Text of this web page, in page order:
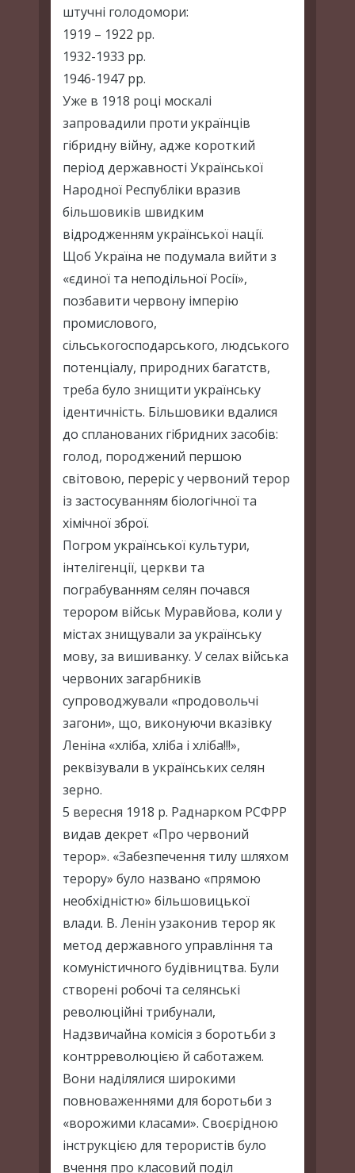
штучні голодомори:
1919 – 1922 рр.
1932-1933 рр.
1946-1947 рр.
Уже в 1918 році москалі
запровадили проти українців
гібридну війну, адже короткий
період державності Української
Народної Республіки вразив
більшовиків швидким
відродженням української нації.
Щоб Україна не подумала вийти з
«єдиної та неподільної Росії»,
позбавити червону імперію
промислового,
сільськогосподарського, людського
потенціалу, природних багатств,
треба було знищити українську
ідентичність. Більшовики вдалися
до спланованих гібридних засобів:
голод, породжений першою
світовою, переріс у червоний терор
із застосуванням біологічної та
хімічної зброї.
Погром української культури,
інтелігенції, церкви та
пограбуванням селян почався
терором військ Муравйова, коли у
містах знищували за українську
мову, за вишиванку. У селах війська
червоних загарбників
супроводжували «продовольчі
загони», що, виконуючи вказівку
Леніна «хліба, хліба і хліба!!!»,
реквізували в українських селян
зерно.
5 вересня 1918 р. Раднарком РСФРР
видав декрет «Про червоний
терор». «Забезпечення тилу шляхом
терору» було названо «прямою
необхідністю» більшовицької
влади. В. Ленін узаконив терор як
метод державного управління та
комуністичного будівництва. Були
створені робочі та селянські
революційні трибунали,
Надзвичайна комісія з боротьби з
контрреволюцією й саботажем.
Вони наділялися широкими
повноваженнями для боротьби з
«ворожими класами». Своєрідною
інструкцією для терористів було
вчення про класовий поділ